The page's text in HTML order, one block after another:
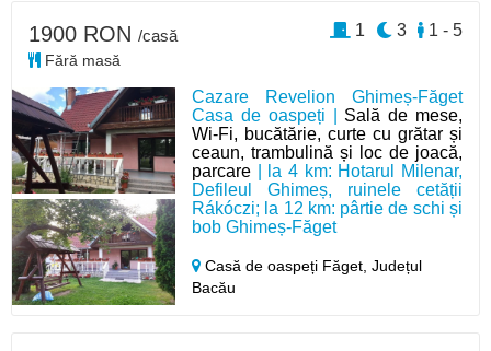
Cazare Revelion Ghimeș-Făget
Casa de oaspeți | Sală de mese,
Wi-Fi, bucătărie, curte cu grătar și
ceaun, trambulină și loc de joacă,
parcare | la 4 km: Hotarul Milenar,
Defileul Ghimeș, ruinele cetății
Rákóczi; la 12 km: pârtie de schi și
bob Ghimeș-Făget
Casă de oaspeți Făget,Județul
Bacău
1900 RON /casă
Fără masă
1 - 5
3
1